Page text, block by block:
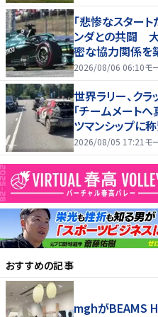
「悲惨なスター
ンダとの共闘 大
密な協力関係を
2026/08/06 06:10モ
世界ラリー、ク
「チームメート
ツマンシップに
2026/08/05 17:21 モ
おすすめの記事
mghがBEAMS